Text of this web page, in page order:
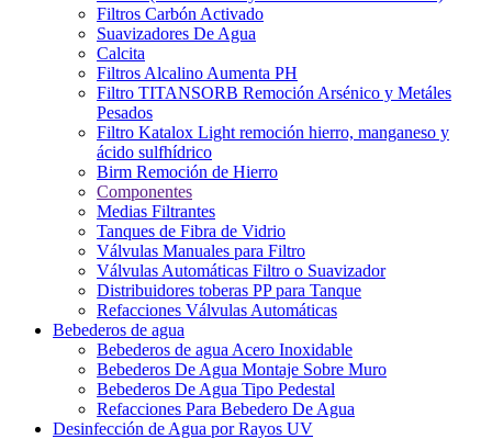
Filtros Carbón Activado
Suavizadores De Agua
Calcita
Filtros Alcalino Aumenta PH
Filtro TITANSORB Remoción Arsénico y Metáles
Pesados
Filtro Katalox Light remoción hierro, manganeso y
ácido sulfhídrico
Birm Remoción de Hierro
Componentes
Medias Filtrantes
Tanques de Fibra de Vidrio
Válvulas Manuales para Filtro
Válvulas Automáticas Filtro o Suavizador
Distribuidores toberas PP para Tanque
Refacciones Válvulas Automáticas
Bebederos de agua
Bebederos de agua Acero Inoxidable
Bebederos De Agua Montaje Sobre Muro
Bebederos De Agua Tipo Pedestal
Refacciones Para Bebedero De Agua
Desinfección de Agua por Rayos UV